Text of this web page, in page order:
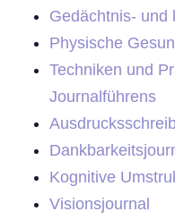
Gedächtnis- und
Physische
Techniken und
Journalführens
Kognitive
Visionsjournal